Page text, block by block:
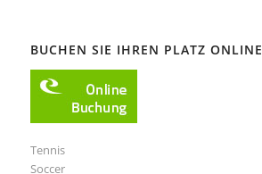
BUCHEN SIE IHREN PLATZ ONLINE
Tennis
Soccer